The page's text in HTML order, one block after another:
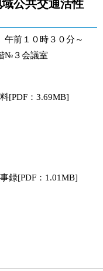
公共交通活性
前１０時３０分～
№３会議室
[PDF：3.69MB]
録[PDF：1.01MB]